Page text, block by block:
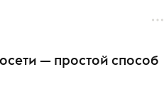
— простой способ